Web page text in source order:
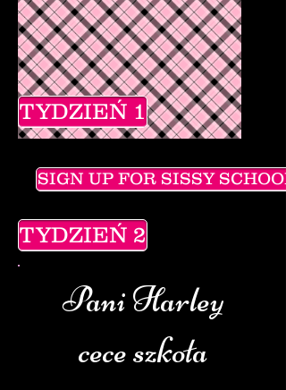
TYDZIEŃ 1
SIGN UP FOR SISSY SCHOOL
TYDZIEŃ 2
Pani Harley
cece szkoła